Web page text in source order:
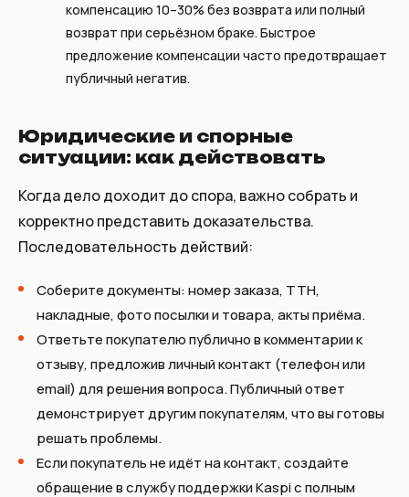
компенсацию 10–30% без возврата или полный
возврат при серьёзном браке. Быстрое
предложение компенсации часто предотвращает
публичный негатив.
Юридические и спорные
ситуации: как действовать
Когда дело доходит до спора, важно собрать и
корректно представить доказательства.
Последовательность действий:
Соберите документы: номер заказа, ТТН,
накладные, фото посылки и товара, акты приёма.
Ответьте покупателю публично в комментарии к
отзыву, предложив личный контакт (телефон или
email) для решения вопроса. Публичный ответ
демонстрирует другим покупателям, что вы готовы
решать проблемы.
Если покупатель не идёт на контакт, создайте
обращение в службу поддержки Kaspi с полным